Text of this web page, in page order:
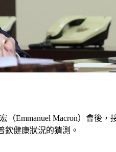
（Emmanuel Macron）會
欽健康狀況的猜測。